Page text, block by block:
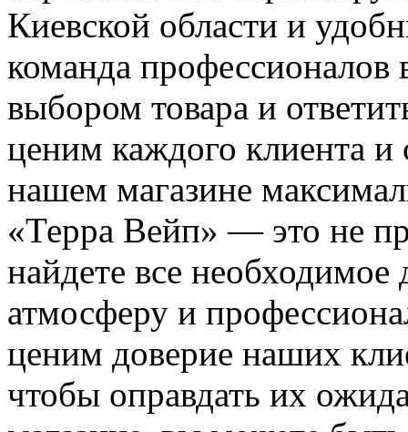
Киевской области и
команда профессионалов
выбором товара и
ценим каждого клиента и
нашем магазине
«Терра Вейп» — это не
найдете все
атмосферу и
ценим доверие наших
чтобы оправдать их